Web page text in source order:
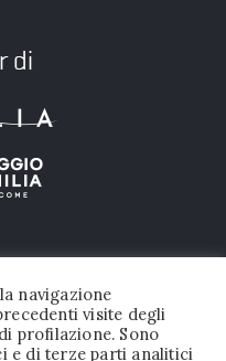
di
navigazione
visite degli
profilazione. Sono
e di terze parti analitici